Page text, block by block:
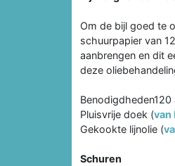
Om de bijl goed te
schuurpapier van
aanbrengen en dit
deze
Pluisvrije doek (van
Gekookte lijnolie (
Schuren